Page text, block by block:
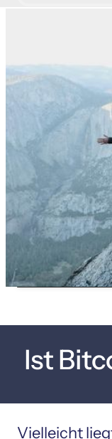
Ist
Vielleicht